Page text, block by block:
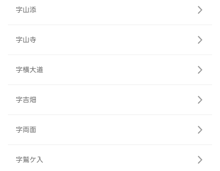
字山添
字山寺
字横大道
字吉畑
字両面
字鷲ケ入